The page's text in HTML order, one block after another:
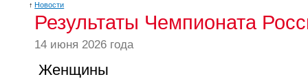
↑ Новости
Результаты Чемпионата
14 июня 2026 года
Женщины